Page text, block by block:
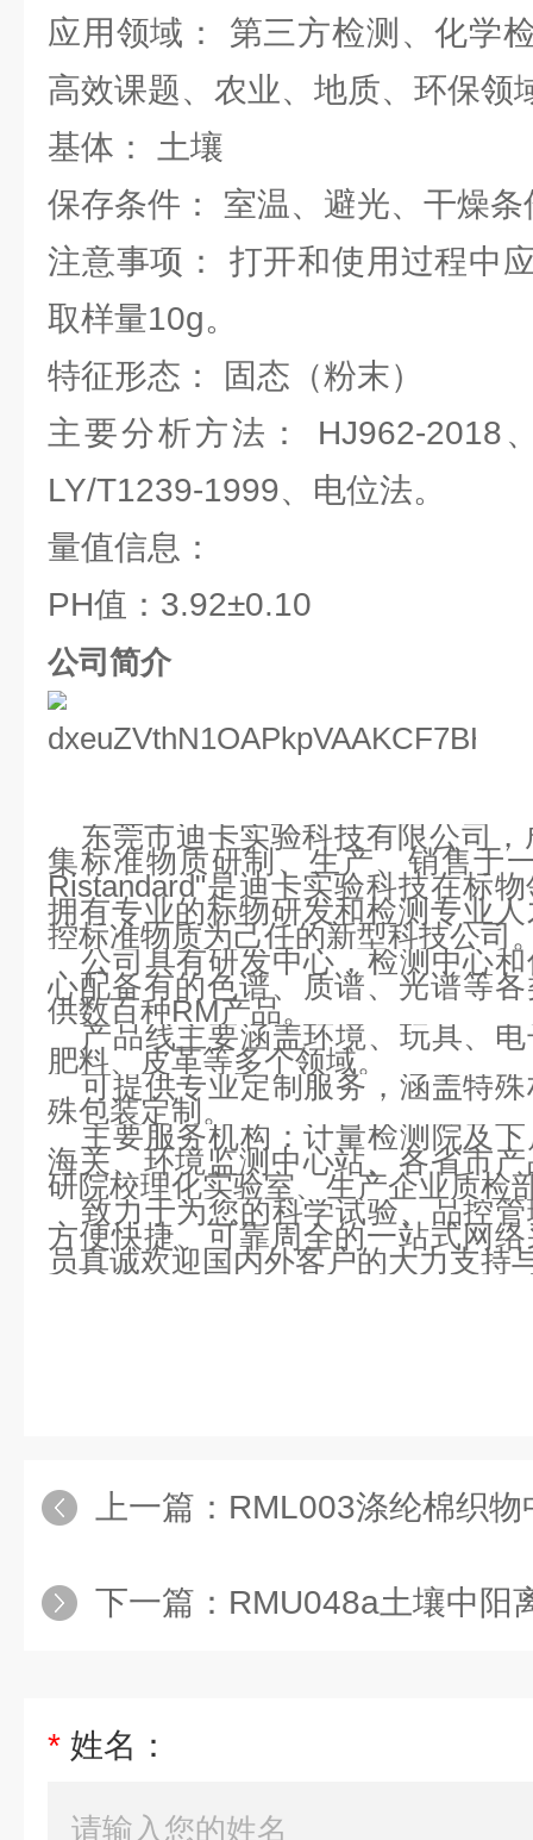
应用领域： 第三方检测、化学
高效课题、农业、地质、环保领
基体： 土壤
保存条件： 室温、避光、干燥
注意事项： 打开和使用过程中
取样量10g。
特征形态： 固态（粉末）
主要分析方法： HJ962-2018
LY/T1239-1999、电位法。
量值信息：
PH值：3.92±0.10
公司简介
东莞市迪卡实验科技有限公司
集标准物质研制、生产、销售于
Ristandard"是迪卡实验科技在标
拥有专业的标物研发和检测专业
控标准物质为己任的新型科技公司
公司具有研发中心，检测中心
心配备有的色谱、质谱、光谱等
供数百种RM产品。
产品线主要涵盖环境、玩具、
肥料、皮革等多个领域。
可提供专业定制服务，涵盖特
殊包装定制。
主要服务机构：计量检测院及
海关、环境监测中心站、各省市
研院校理化实验室、生产企业质检
致力于为您的科学试验、品控
方便快捷、可靠周全的一站式网
员真诚欢迎国内外客户的大力支
上一篇： RML003涤纶棉织物中
下一篇： RMU048a土壤中阳离子交
* 姓名：